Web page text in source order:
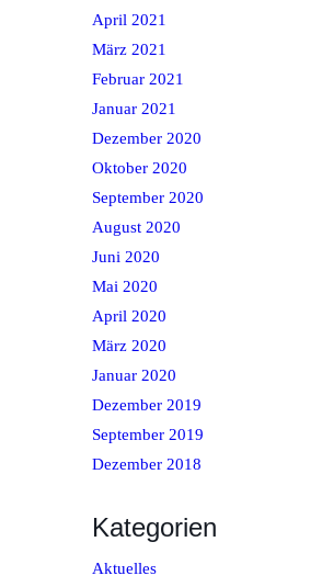
April 2021
März 2021
Februar 2021
Januar 2021
Dezember 2020
Oktober 2020
September 2020
August 2020
Juni 2020
Mai 2020
April 2020
März 2020
Januar 2020
Dezember 2019
September 2019
Dezember 2018
Kategorien
Aktuelles